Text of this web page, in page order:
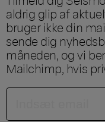
aldrig glip af
bruger ikke din
sende dig
måneden, og vi
Mailchimp, hvis